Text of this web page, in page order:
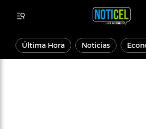
Última Hora Noticias